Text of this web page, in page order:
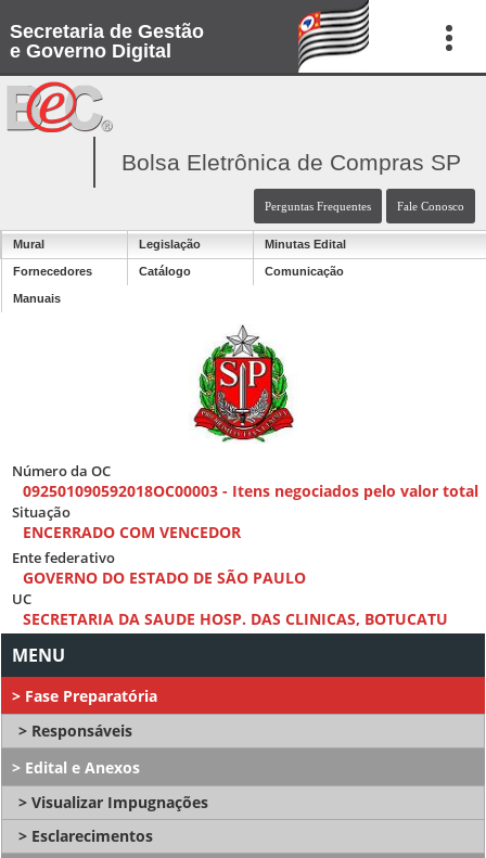
Secretaria de Gestão
e Governo Digital
Bolsa Eletrônica de Compras SP
Perguntas Frequentes Fale Conosco
Mural Legislação Minutas Edital
Fornecedores Catálogo Comunicação
Manuais
Número da OC
092501090592018OC00003 - Itens negociados pelo valor total
Situação
ENCERRADO COM VENCEDOR
Ente federativo
GOVERNO DO ESTADO DE SÃO PAULO
UC
SECRETARIA DA SAUDE HOSP. DAS CLINICAS, BOTUCATU
Fase Preparatória
Responsáveis
Edital e Anexos
Visualizar Impugnações
Esclarecimentos